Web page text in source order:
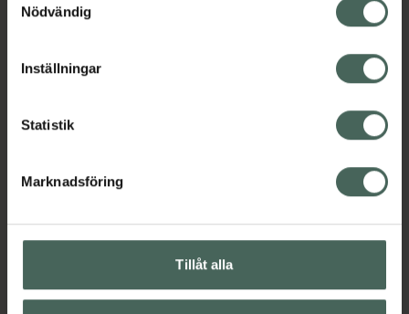
återkalla ditt samtycke via webbplatsens
cookieinställningar. Ett återkallat samtycke påverkar inte
lagligheten av behandling som skett innan återkallelsen.
Nödvändig
Inställningar
Statistik
Marknadsföring
Tillåt alla
Visa
Visa
Hem och hushåll
Rengöringsmedel